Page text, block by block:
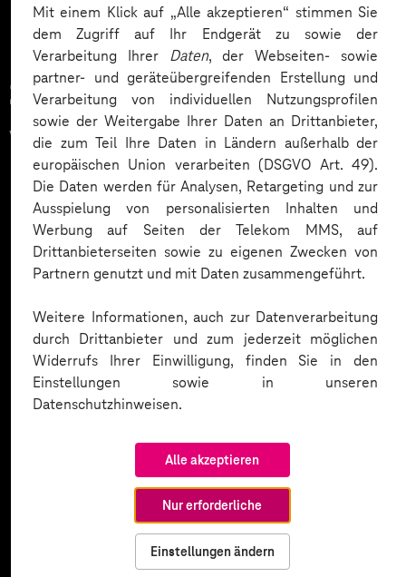
Mit einem Klick auf „Alle akzeptieren“ stimmen Sie
dem Zugriff auf Ihr Endgerät zu sowie der
Verarbeitung Ihrer Daten, der Webseiten- sowie
partner- und geräteübergreifenden Erstellung und
Verarbeitung von individuellen Nutzungsprofilen
sowie der Weitergabe Ihrer Daten an Drittanbieter,
die zum Teil Ihre Daten in Ländern außerhalb der
europäischen Union verarbeiten (DSGVO Art. 49).
Die Daten werden für Analysen, Retargeting und zur
Ausspielung von personalisierten Inhalten und
Werbung auf Seiten der Telekom MMS, auf
Drittanbieterseiten sowie zu eigenen Zwecken von
Partnern genutzt und mit Daten zusammengeführt.
Weitere Informationen, auch zur Datenverarbeitung
durch Drittanbieter und zum jederzeit möglichen
Widerrufs Ihrer Einwilligung, finden Sie in den
Einstellungen sowie in unseren
Datenschutzhinweisen.
Alle akzeptieren
Nur erforderliche
Einstellungen ändern
Zahlreiche Unternehmen
vertrauen auf unsere
Expertise. Hier eine Auswahl: